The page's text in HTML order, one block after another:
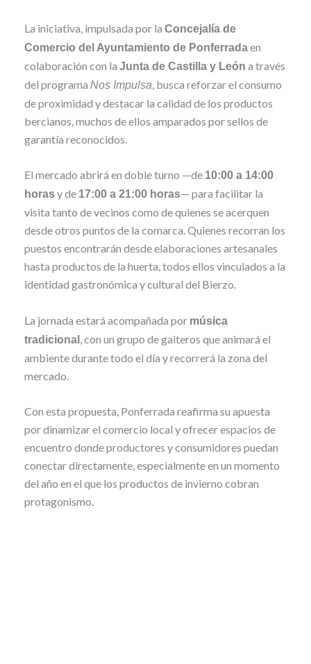
La iniciativa, impulsada por la Concejalía de
Comercio del Ayuntamiento de Ponferradaen
colaboración con la Junta de Castilla y León a través
del programa Nos Impulsa , busca reforzar el consumo
de proximidad y destacar la calidad de los productos
bercianos, muchos de ellos amparados por sellos de
garantía reconocidos.
El mercado abrirá en doble turno —de 10:00 a 14:00
horasy de 17:00 a 21:00 horas— para facilitar la
visita tanto de vecinos como de quienes se acerquen
desde otros puntos de la comarca. Quienes recorran los
puestos encontrarán desde elaboraciones artesanales
hasta productos de la huerta, todos ellos vinculados a la
identidad gastronómica y cultural del Bierzo.
La jornada estará acompañada por música
tradicional , con un grupo de gaiteros que animará el
ambiente durante todo el día y recorrerá la zona del
mercado.
Con esta propuesta, Ponferrada reafirma su apuesta
por dinamizar el comercio local y ofrecer espacios de
encuentro donde productores y consumidores puedan
conectar directamente, especialmente en un momento
del año en el que los productos de invierno cobran
protagonismo.